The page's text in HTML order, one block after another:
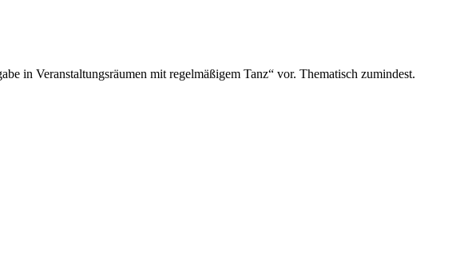
in Veranstaltungsräumen mit regelmäßigem Tanz“ vor. Thematisch zumindest.